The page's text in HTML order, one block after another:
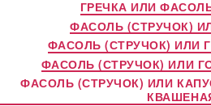
ГРЕЧКА ИЛИ
ФАСОЛЬ (СТРУЧОК)
ФАСОЛЬ (СТРУЧОК) ИЛИ
ФАСОЛЬ (СТРУЧОК) ИЛИ
ФАСОЛЬ (СТРУЧОК) ИЛИ